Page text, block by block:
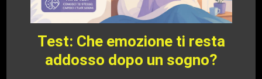
Test: Che emozione ti resta
addosso dopo un sogno?